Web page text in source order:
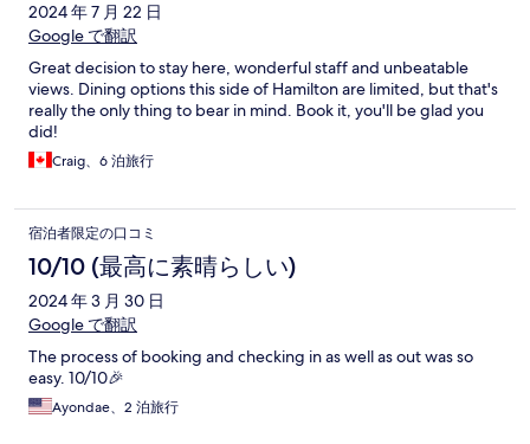
2024 年 7 月 22 日
Google で翻訳
Great decision to stay here, wonderful staff and unbeatable
views. Dining options this side of Hamilton are limited, but that's
really the only thing to bear in mind. Book it, you'll be glad you
did!
Craig、6 泊旅行
宿泊者限定の口コミ
10/10 (最高に素晴らしい)
2024 年 3 月 30 日
Google で翻訳
The process of booking and checking in as well as out was so
easy. 10/10🎉
Ayondae、2 泊旅行